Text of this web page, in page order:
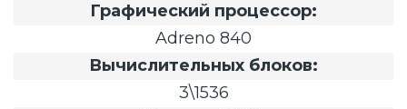
Графический процессор:
Adreno 840
Вычислительных блоков:
3\1536